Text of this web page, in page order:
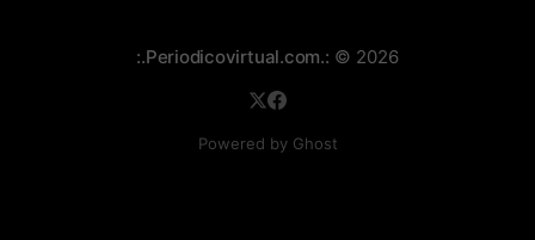
:.Periodicovirtual.com.: © 2026
Powered by Ghost